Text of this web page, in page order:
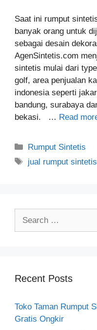
Saat ini rumput
banyak orang untuk
sebagai desain
AgenSintetis.com
sintetis mulai dari
golf, area penjualan
indonesia seperti
bandung, surabaya
bekasi. … Read
Categories
Rumput Sintetis
Tags
jual rumput sintetis
Recent Posts
Toko Taman Rumput
Gratis Ongkir